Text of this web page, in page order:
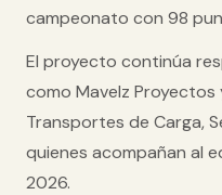
campeonato con 98
El proyecto continúa
como Mavelz Proyectos
Transportes de Carga,
quienes acompañan al
2026.